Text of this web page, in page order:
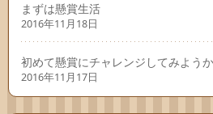
まずは懸賞生活
2016年11月18日
初めて懸賞にチャレンジしてみよう
2016年11月17日